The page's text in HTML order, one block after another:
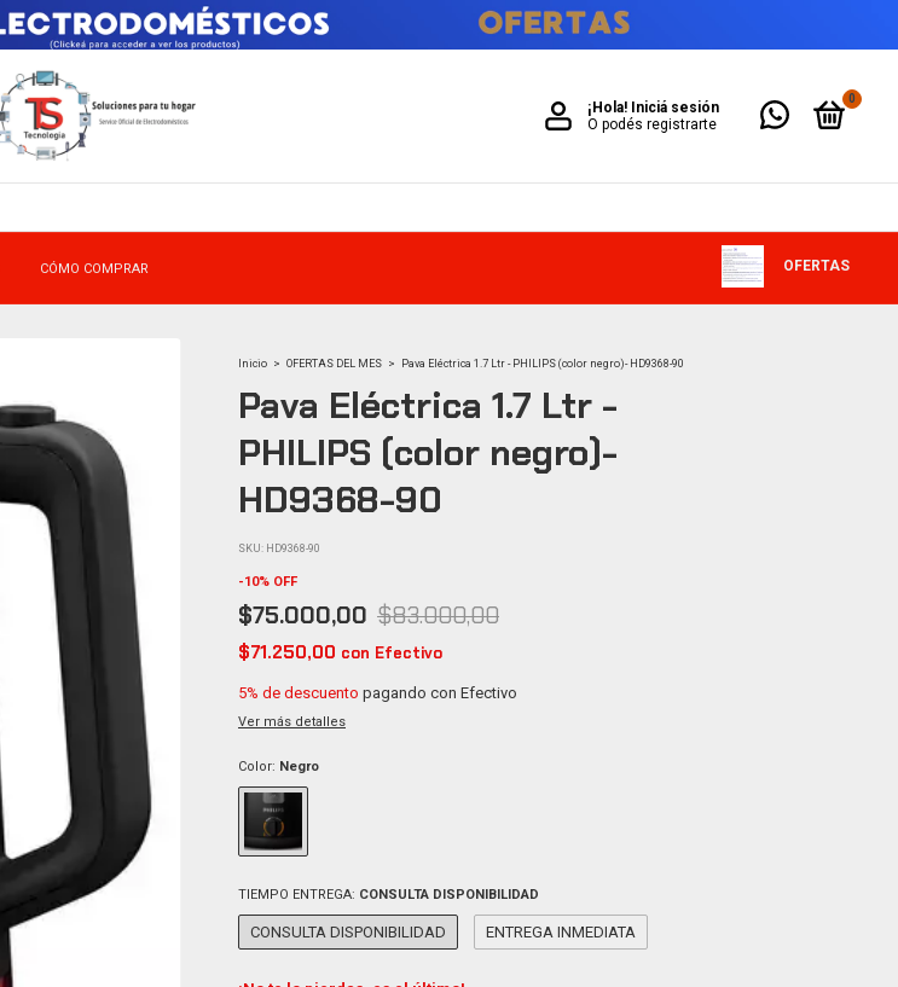
¡Hola! Iniciá sesión
O podés registrarte
0
CÓMO COMPRAR OFERTAS
Inicio > OFERTAS DEL MES > Pava Eléctrica 1.7 Ltr - PHILIPS (color negro)- HD9368-90
Pava Eléctrica 1.7 Ltr -
PHILIPS (color negro)-
HD9368-90
SKU: HD9368-90
-10% OFF
$75.000,00 $83.000,00
$71.250,00 con Efectivo
5% de descuento pagando con Efectivo
Ver más detalles
Color: Negro
TIEMPO ENTREGA: CONSULTA DISPONIBILIDAD
CONSULTA DISPONIBILIDAD ENTREGA INMEDIATA